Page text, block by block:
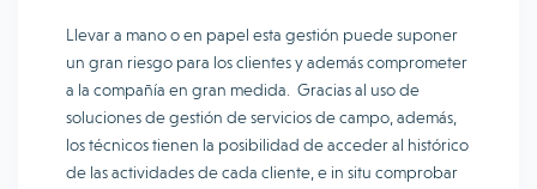
Llevar a mano o en papel esta gestión puede suponer
un gran riesgo para los clientes y además comprometer
a la compañía en gran medida. Gracias al uso de
soluciones de gestión de servicios de campo, además,
los técnicos tienen la posibilidad de acceder al histórico
de las actividades de cada cliente, e in situ comprobar